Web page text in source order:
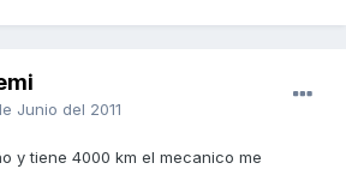
Junio del 2011
y tiene 4000 km el mecanico me